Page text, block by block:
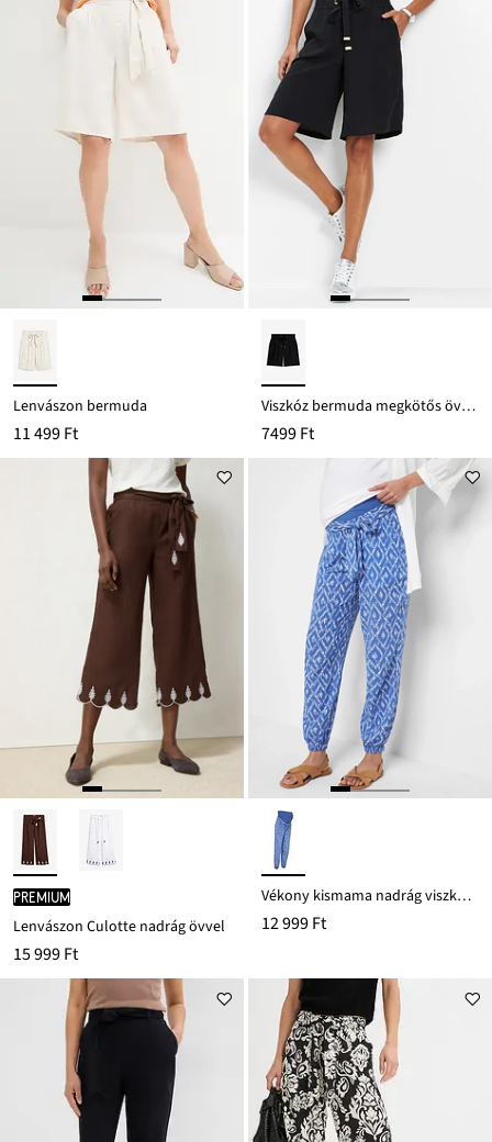
Lenvászon bermuda
11 499 Ft
Viszkóz bermuda megkötős övvel
7499 Ft
PREMIUM
Lenvászon Culotte nadrág övvel
15 999 Ft
Vékony kismama nadrág viszkózból, Loose Fit
12 999 Ft